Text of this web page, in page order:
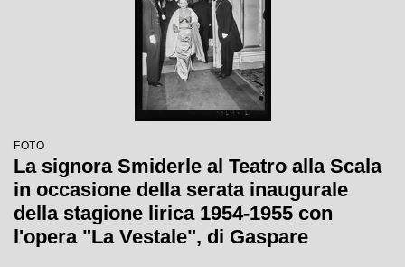
FOTO
La signora Smiderle al Teatro alla Scala
in occasione della serata inaugurale
della stagione lirica 1954-1955 con
l'opera "La Vestale", di Gaspare